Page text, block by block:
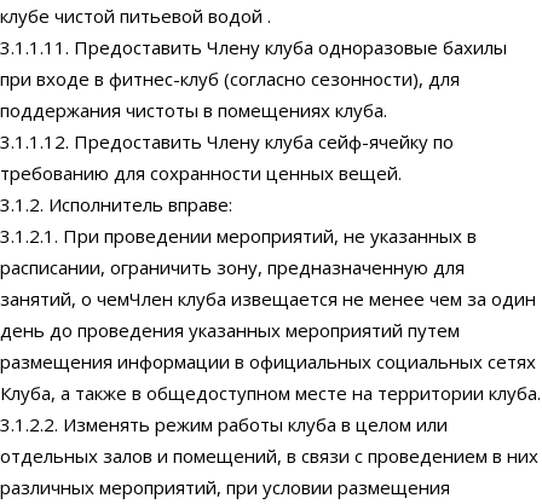
клубе чистой питьевой водой .
3.1.1.11. Предоставить Члену клуба одноразовые бахилы
при входе в фитнес-клуб (согласно сезонности), для
поддержания чистоты в помещениях клуба.
3.1.1.12. Предоставить Члену клуба сейф-ячейку по
требованию для сохранности ценных вещей.
3.1.2. Исполнитель вправе:
3.1.2.1. При проведении мероприятий, не указанных в
расписании, ограничить зону, предназначенную для
занятий, о чемЧлен клуба извещается не менее чем за один
день до проведения указанных мероприятий путем
размещения информации в официальных социальных сетях
Клуба, а также в общедоступном месте на территории клуба.
3.1.2.2. Изменять режим работы клуба в целом или
отдельных залов и помещений, в связи с проведением в них
различных мероприятий, при условии размещения